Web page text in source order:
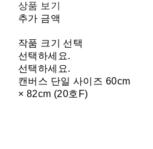
상품 보기
추가 금액
작품 크기 선택
선택하세요.
선택하세요.
캔버스 단일 사이즈 60cm
× 82cm (20호F)